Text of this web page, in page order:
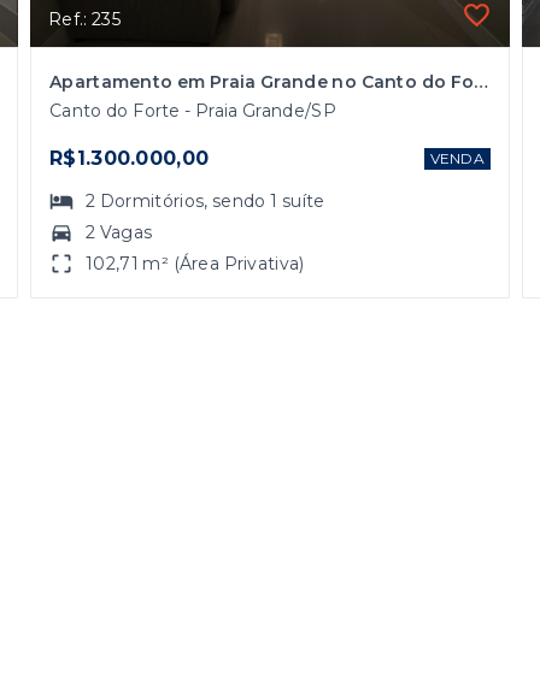
Ref.: 235
Apartamento em Praia Grande no Canto do Forte Vista Mar
Canto do Forte - Praia Grande/SP
R$1.300.000,00 VENDA
2 Dormitórios, sendo1 suíte
2 Vagas
102,71 m² (Área Privativa)